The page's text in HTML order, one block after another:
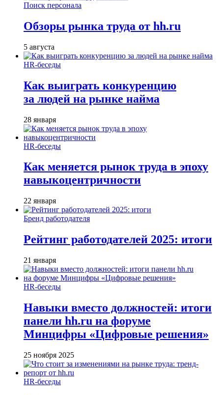
Поиск персонала
Обзоры рынка труда от hh.ru
5 августа
HR-беседы
Как выиграть конкуренцию
за людей на рынке найма
28 января
HR-беседы
Как меняется рынок труда в эпоху
навыкоцентричности
22 января
Бренд работодателя
Рейтинг работодателей 2025: итоги
21 января
HR-беседы
Навыки вместо должностей: итоги
панели hh.ru на форуме
Минцифры «Цифровые решения»
25 ноября 2025
HR-беседы